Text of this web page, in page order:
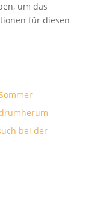
um das
für diesen
bei der